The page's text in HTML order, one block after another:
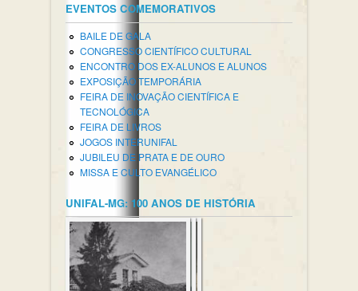
EVENTOS COMEMORATIVOS
BAILE DE GALA
CONGRESSO CIENTÍFICO CULTURAL
ENCONTRO DOS EX-ALUNOS E ALUNOS
EXPOSIÇÃO TEMPORÁRIA
FEIRA DE INOVAÇÃO CIENTÍFICA E
TECNOLÓGICA
FEIRA DE LIVROS
JOGOS INTERUNIFAL
JUBILEU DE PRATA E DE OURO
MISSA E CULTO EVANGÉLICO
UNIFAL-MG: 100 ANOS DE HISTÓRIA